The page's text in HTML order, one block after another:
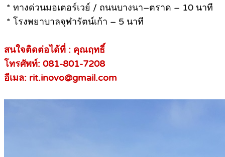
* ทางด่วนมอเตอร์เวย์ / ถนนบางนา–ตราด – 10 นาที
* โรงพยาบาลจุฬารัตน์เก้า – 5 นาที
สนใจติดต่อได้ที่ : คุณฤทธิ์
โทรศัพท์: 081-801-7208
อีเมล: rit.inovo@gmail.com